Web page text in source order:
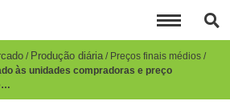
Produção diária Preços finais médios
às unidades compradoras e preço